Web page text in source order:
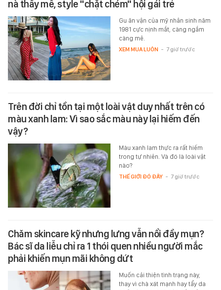
nà thấy mê, style "chặt chém" hội gái trẻ
Gu ăn vận của mỹ nhân sinh năm
1981 cực nịnh mắt, càng ngắm
càng mê.
XEM MUA LUÔN - 7 giờ trước
Trên đời chỉ tồn tại một loài vật duy nhất trên có
màu xanh lam: Vì sao sắc màu này lại hiếm đến
vậy?
Màu xanh lam thực ra rất hiếm
trong tự nhiên. Và đó là loài vật
nào?
THẾ GIỚI ĐÓ ĐÂY - 7 giờ trước
Chăm skincare kỹ nhưng lưng vẫn nổi đầy mụn?
Bác sĩ da liễu chỉ ra 1 thói quen nhiều người mắc
phải khiến mụn mãi không dứt
Muốn cải thiện tình trạng này,
thay vì chà xát mạnh hay tẩy da